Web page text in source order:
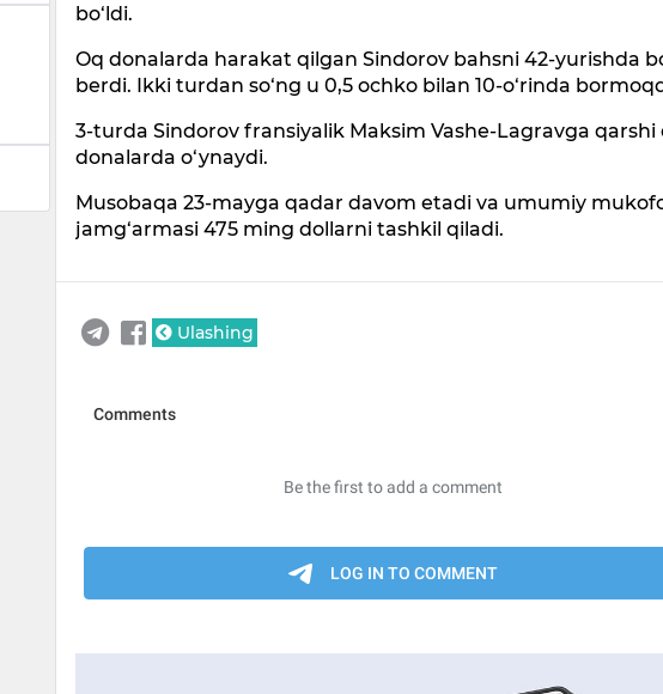
bo‘ldi.
Oq donalarda harakat qilgan Sindorov bahsni 42-yurishda
berdi. Ikki turdan so‘ng u 0,5 ochko bilan 10-o‘rinda
3-turda Sindorov fransiyalik Maksim Vashe-Lagravga qarshi
donalarda o‘ynaydi.
Musobaqa 23-mayga qadar davom etadi va umumiy
jamg‘armasi 475 ming dollarni tashkil qiladi.
Ulashing